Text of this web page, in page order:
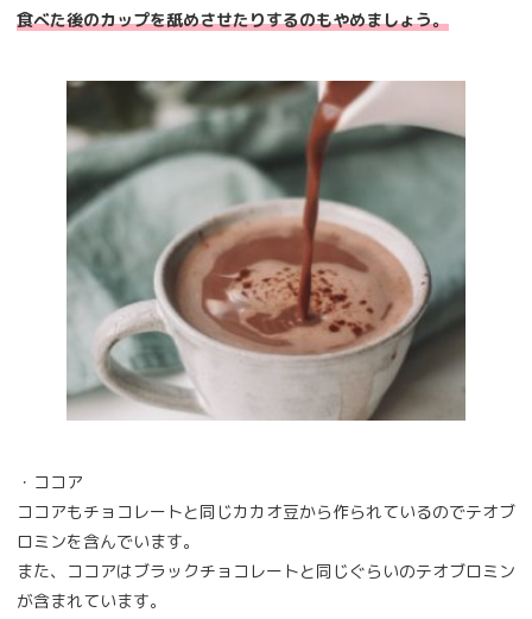
食べた後のカップを舐めさせたりするのもやめましょう。
・ココア
ココアもチョコレートと同じカカオ豆から作られているのでテオブ
ロミンを含んでいます。
また、ココアはブラックチョコレートと同じぐらいのテオブロミン
が含まれています。